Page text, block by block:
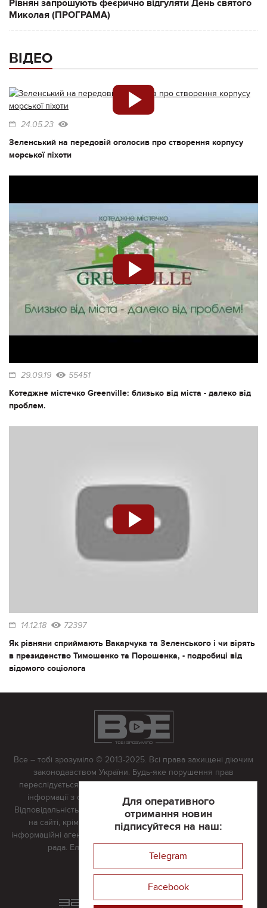
Рівнян запрошують феєрично відгуляти День святого
Миколая (ПРОГРАМА)
ВІДЕО
24.05.23
Зеленський на передовій оголосив про створення корпусу
морської піхоти
29.09.19 55451
Котеджне містечко Greenville: близько від міста - далеко від
проблем.
14.12.18 72397
Як рівняни сприймають Вакарчука та Зеленського і чи вірять
в президенство Тимошенко та Порошенка, - подробиці від
відомого соціолога
Для оперативного
отримання новин
підписуйтеся на наш:
Telegram
Facebook
Все – тобі зрозуміло © 2013-2025. Всі права захищені діючим
законодавством України. Будь-яке порушення прав
переслідується в судовому порядку. Будь-яке відтворення
інформації з сайту тільки з письмово дозволу редакції.
Відповідальність за достовірність усіх матеріалів, розміщених
на сайті, крім матеріалів, які містять посилання на інші
інформаційні агентства або інтернет-видання, несе редакційна
рада. Електронна пошта:
Реклама на сайті
Розроблений та підтримується